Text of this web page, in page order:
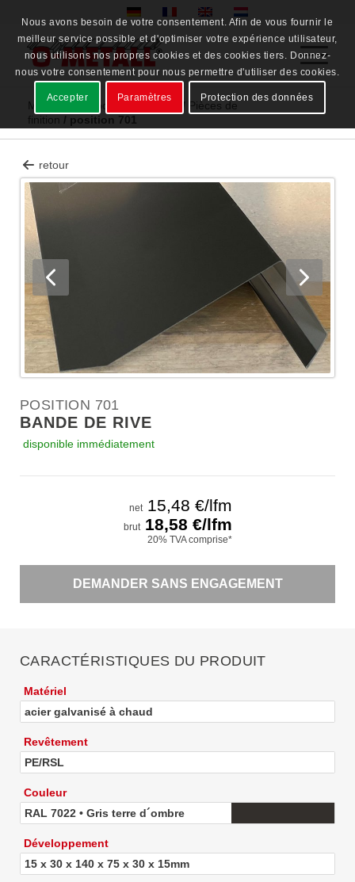
Matériel en stock / Pièces de
finition / position 701
retour
POSITION 701
BANDE DE RIVE
disponible immédiatement
net 15,48 €/lfm
brut 18,58 €/lfm
20% TVA comprise*
DEMANDER SANS ENGAGEMENT
CARACTÉRISTIQUES DU PRODUIT
Matériel
acier galvanisé à chaud
Revêtement
PE/RSL
Couleur
RAL 7022 • Gris terre d´ombre
Développement
15 x 30 x 140 x 75 x 30 x 15mm
Nous avons besoin de votre consentement. Afin de vous fournir le
meilleur service possible et d'optimiser votre expérience utilisateur,
nous utilisons nos propres cookies et des cookies tiers. Donnez-
nous votre consentement pour nous permettre d'utiliser des cookies.
Accepter Paramètres Protection des données